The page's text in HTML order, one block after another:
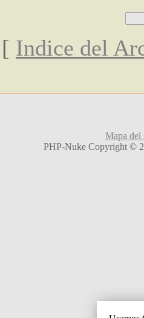
[ Indice del
Mapa del
PHP-Nuke Copyright ©